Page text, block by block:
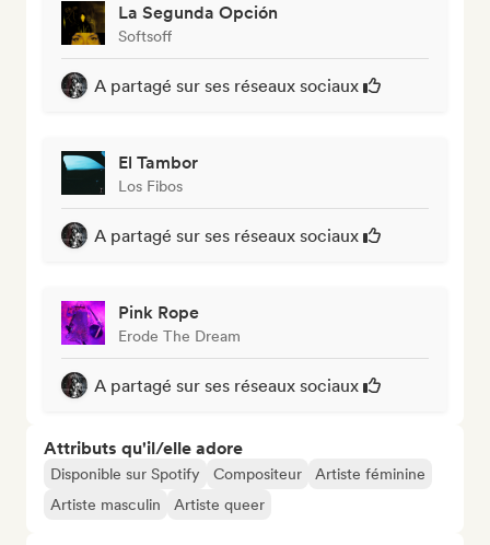
La Segunda Opción
Softsoff
A partagé sur ses réseaux sociaux
El Tambor
Los Fibos
A partagé sur ses réseaux sociaux
Pink Rope
Erode The Dream
A partagé sur ses réseaux sociaux
Attributs qu'il/elle adore
Disponible sur Spotify Compositeur
Artiste féminine
Artiste masculin
Artiste queer